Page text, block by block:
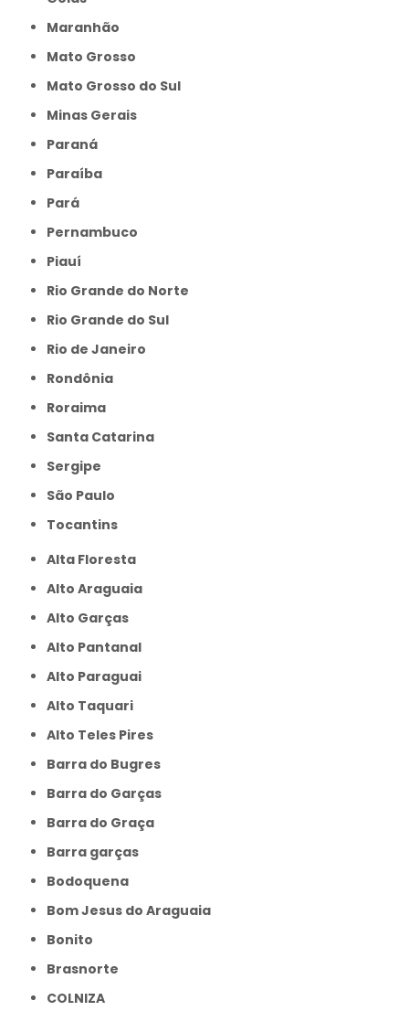
Maranhão
Mato Grosso
Mato Grosso do Sul
Minas Gerais
Paraná
Paraíba
Pará
Pernambuco
Piauí
Rio Grande do Norte
Rio Grande do Sul
Rio de Janeiro
Rondônia
Roraima
Santa Catarina
Sergipe
São Paulo
Tocantins
Alta Floresta
Alto Araguaia
Alto Garças
Alto Pantanal
Alto Paraguai
Alto Taquari
Alto Teles Pires
Barra do Bugres
Barra do Garças
Barra do Graça
Barra garças
Bodoquena
Bom Jesus do Araguaia
Bonito
Brasnorte
COLNIZA